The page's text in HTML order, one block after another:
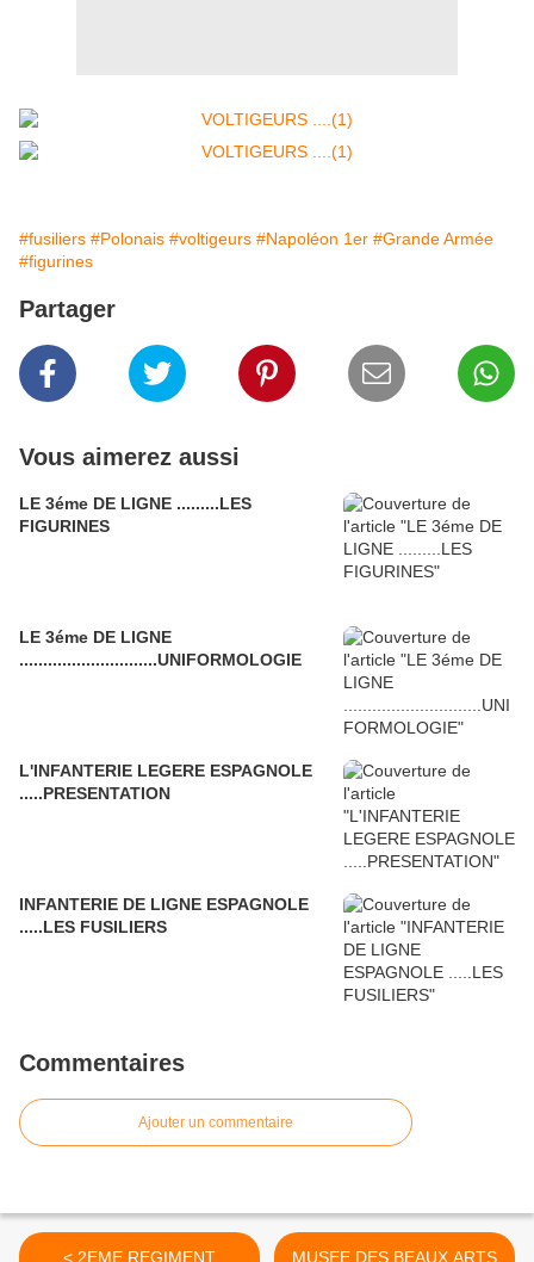
#fusiliers #Polonais #voltigeurs #Napoléon 1er #Grande Armée
#figurines
Partager
Vous aimerez aussi
LE 3éme DE LIGNE .........LES
FIGURINES
LE 3éme DE LIGNE
.............................UNIFORMOLOGIE
L'INFANTERIE LEGERE ESPAGNOLE
.....PRESENTATION
INFANTERIE DE LIGNE ESPAGNOLE
.....LES FUSILIERS
Commentaires
Ajouter un commentaire
< 2EME REGIMENT MUSEE DES BEAUX ARTS